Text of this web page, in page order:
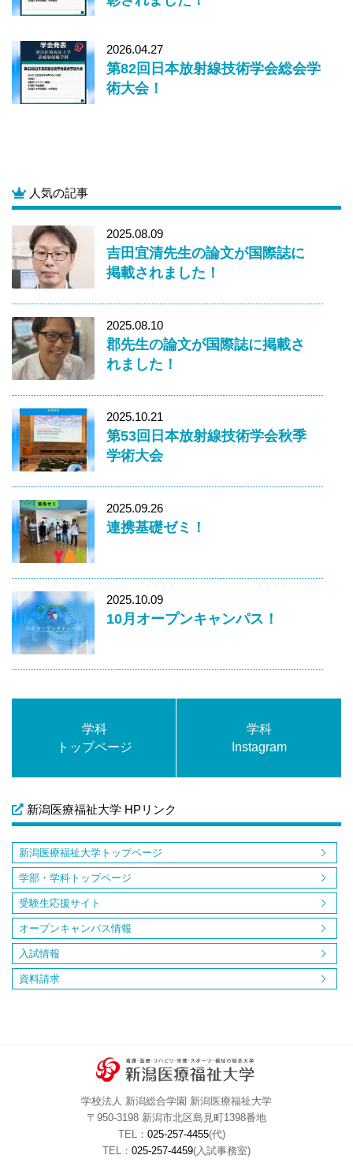
2026.04.27
第82回日本放射線技術学会総会学
術大会！
人気の記事
2025.08.09
吉田宜清先生の論文が国際誌に
掲載されました！
2025.08.10
郡先生の論文が国際誌に掲載さ
れました！
2025.10.21
第53回日本放射線技術学会秋季
学術大会
2025.09.26
連携基礎ゼミ！
2025.10.09
10月オープンキャンパス！
学科
トップページ
学科
Instagram
新潟医療福祉大学 HPリンク
新潟医療福祉大学トップページ
学部・学科トップページ
受験生応援サイト
オープンキャンパス情報
入試情報
資料請求
学校法人 新潟総合学園 新潟医療福祉大学
〒950-3198 新潟市北区島見町1398番地
TEL： 025-257-4455(代)
TEL： 025-257-4459(入試事務室)